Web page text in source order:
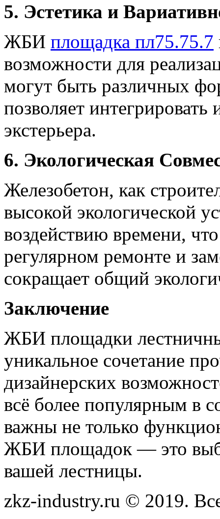
5. Эстетика и
ЖБИ площадка пл75.75.7
возможности для
могут быть различных
позволяет
экстерьера.
6. Экологическая
Железобетон, как
высокой экологической
воздействию времени,
регулярном ремонте и
сокращает общий
Заключение
ЖБИ площадки
уникальное сочетание
дизайнерских
всё более популярным в
важны не только
ЖБИ площадок — это
вашей лестницы.
zkz-industry.ru © 2019.